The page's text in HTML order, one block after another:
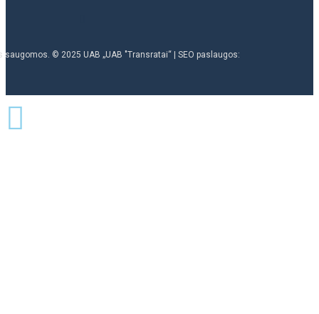
saugomos. © 2025 UAB „UAB "Transratai“ | SEO paslaugos: